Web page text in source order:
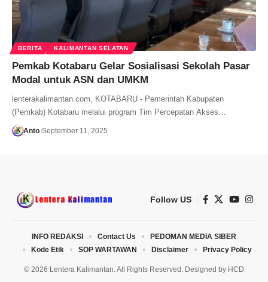
BERITA KALIMANTAN SELATAN
Pemkab Kotabaru Gelar Sosialisasi Sekolah Pasar
Modal untuk ASN dan UMKM
lenterakalimantan.com, KOTABARU - Pemerintah Kabupaten
(Pemkab) Kotabaru melalui program Tim Percepatan Akses…
Anto September 11, 2025
Follow US
© 2026 Lentera Kalimantan. All Rights Reserved. Designed by HCD
INFO REDAKSI Contact Us
PEDOMAN MEDIA SIBER
Kode Etik
SOP WARTAWAN Disclaimer Privacy Policy